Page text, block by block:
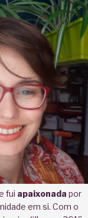
fui apaixonada por
em si. Com o